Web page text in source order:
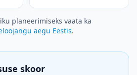
planeerimiseks vaata ka
aegu Eestis.
skoor